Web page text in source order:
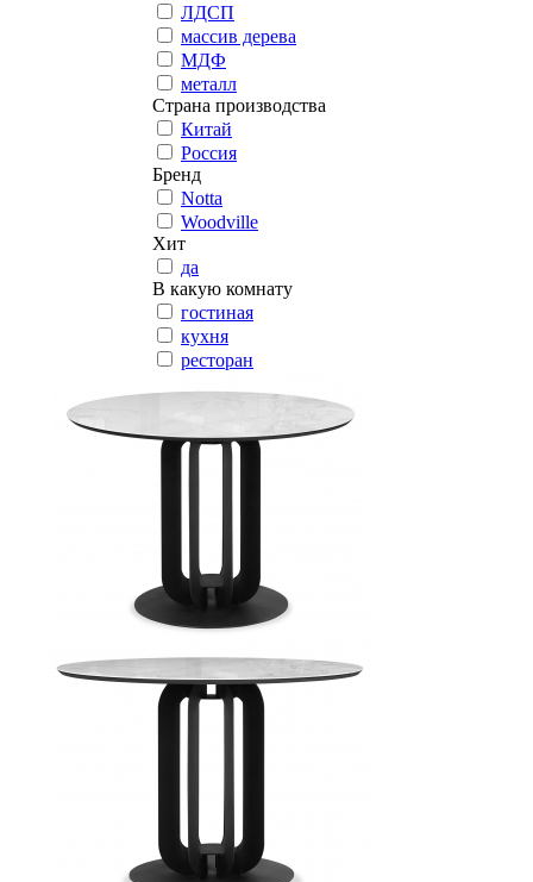
ЛДСП
массив дерева
МДФ
металл
Страна производства
Китай
Россия
Бренд
Notta
Woodville
Хит
да
В какую комнату
гостиная
кухня
ресторан